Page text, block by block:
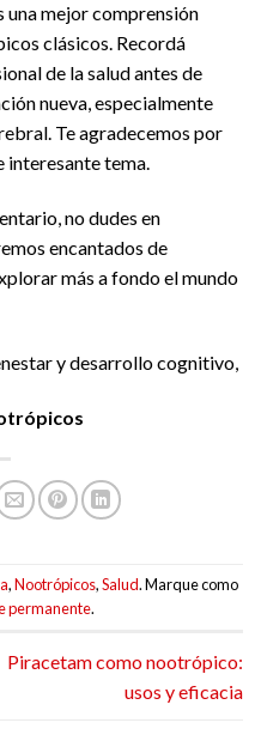
una mejor comprensión
clásicos. Recordá
de la salud antes de
nueva, especialmente
Te agradecemos por
interesante tema.
no dudes en
encantados de
más a fondo el mundo
y desarrollo cognitivo,
,Nootrópicos,Salud. Marque como
permanente.
Piracetam como nootrópico:
usos y eficacia